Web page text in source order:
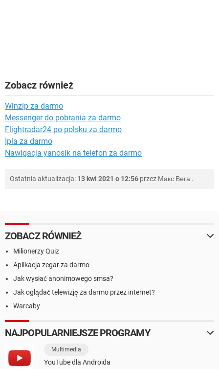
Zobacz również
Winzip za darmo
Messenger do pobrania za darmo
Flightradar24 po polsku za darmo
Ipla za darmo
Nawigacja yanosik na telefon za darmo
Ostatnia aktualizacja: 13 kwi 2021 o 12:56 przez Макс Вега .
ZOBACZ RÓWNIEŻ
Milionerzy Quiz
Aplikacja zegar za darmo
Jak wysłać anonimowego smsa?
Jak oglądać telewizję za darmo przez internet?
Warcaby
NAJPOPULARNIEJSZE PROGRAMY
Multimedia
YouTube dla Androida